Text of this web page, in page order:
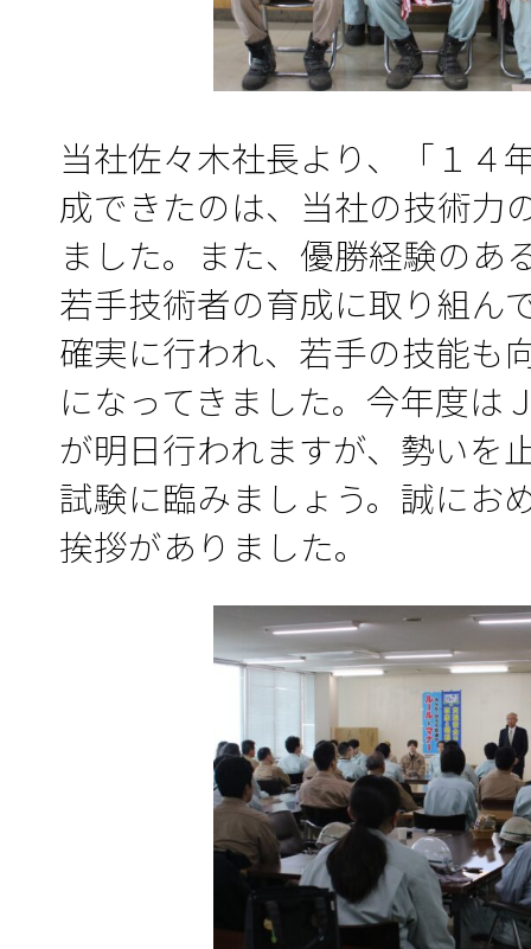
当社佐々木社長より、「１４
成できたのは、当社の技術力
ました。また、優勝経験のあ
若手技術者の育成に取り組ん
確実に行われ、若手の技能も
になってきました。今年度は
が明日行われますが、勢いを
試験に臨みましょう。誠にお
挨拶がありました。